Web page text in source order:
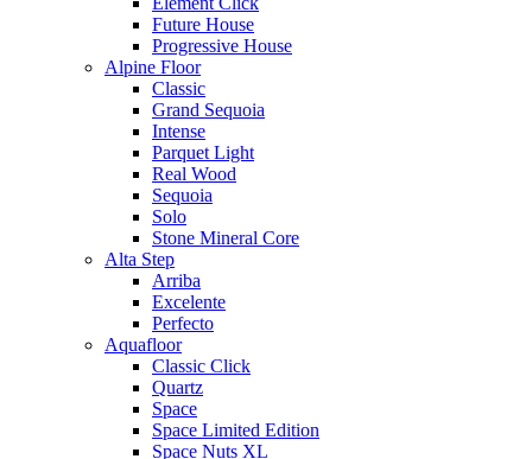
Future House
Progressive House
Alpine Floor
Classic
Grand Sequoia
Intense
Parquet Light
Real Wood
Sequoia
Solo
Stone Mineral Core
Alta Step
Arriba
Excelente
Perfecto
Aquafloor
Classic Click
Quartz
Space
Space Limited Edition
Space Nuts XL